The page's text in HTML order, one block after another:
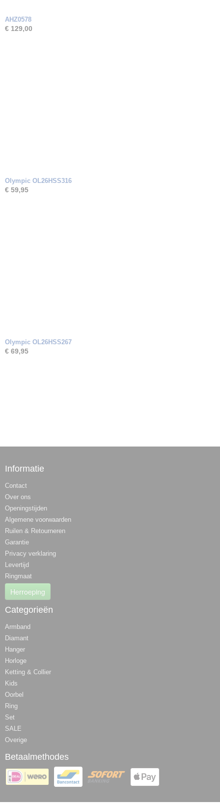
AHZ0578
€ 129,00
Olympic OL26HSS316
€ 59,95
Olympic OL26HSS267
€ 69,95
Informatie
Contact
Over ons
Openingstijden
Algemene voorwaarden
Ruilen & Retourneren
Garantie
Privacy verklaring
Levertijd
Ringmaat
Herroeping
Categorieën
Armband
Diamant
Hanger
Horloge
Ketting & Collier
Kids
Oorbel
Ring
Set
SALE
Overige
Betaalmethodes